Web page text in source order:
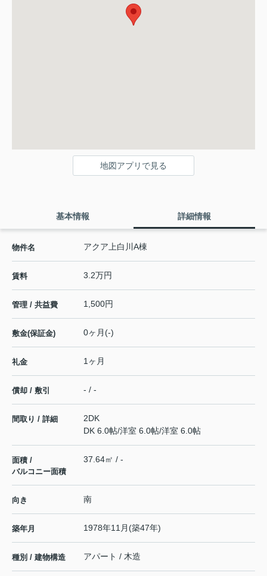
地図アプリで見る
基本情報 詳細情報
物件名 アクア上白川A棟
賃料 3.2万円
管理 / 共益費 1,500円
敷金(保証金) 0ヶ月(-)
礼金 1ヶ月
償却 / 敷引 - / -
間取り / 詳細
2DK
DK 6.0帖/洋室 6.0帖/洋室 6.0帖
面積 /
バルコニー面積
37.64㎡ / -
向き 南
築年月 1978年11月(築47年)
種別 / 建物構造 アパート / 木造